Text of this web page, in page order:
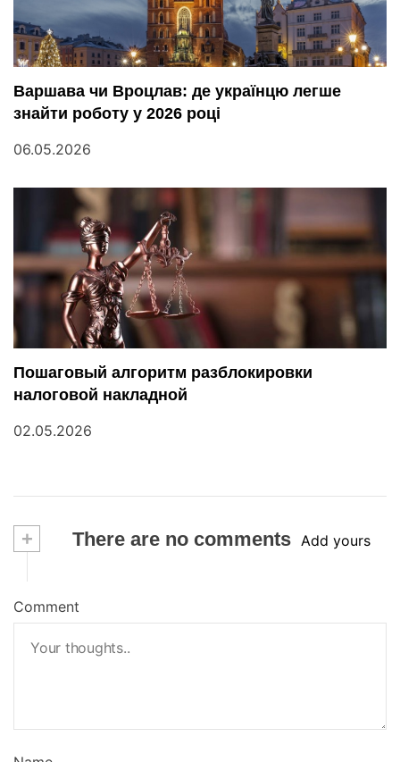
Варшава чи Вроцлав: де українцю легше
знайти роботу у 2026 році
06.05.2026
Пошаговый алгоритм разблокировки
налоговой накладной
02.05.2026
+ There are no comments Add yours
Comment